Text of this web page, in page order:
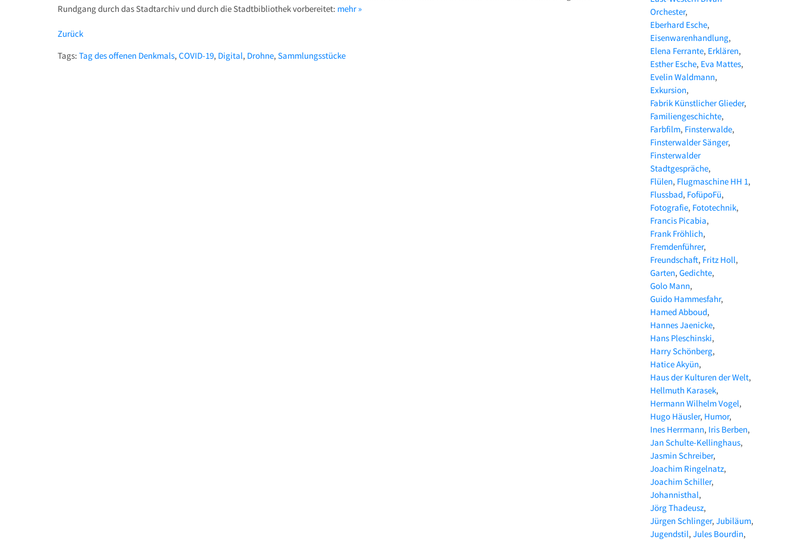
Rundgang durch das Stadtarchiv und durch die Stadtbibliothek vorbereitet: mehr »
Zurück
Tags:Tag des offenen Denkmals,COVID-19, Digital, Drohne,Sammlungsstücke
Orchester
Eberhard Esche
Eisenwarenhandlung
Elena Ferrante Erklären
Esther Esche Eva Mattes
Evelin Waldmann
Exkursion
Fabrik Künstlicher Glieder
Familiengeschichte
Farbfilm Finsterwalde
Finsterwalder Sänger
Finsterwalder
Stadtgespräche
Flülen Flugmaschine HH 1
Flussbad FofüpoFü
Fotografie Fototechnik
Francis Picabia
Frank Fröhlich
Fremdenführer
Freundschaft Fritz Holl
Garten Gedichte
Golo Mann
Guido Hammesfahr
Hamed Abboud
Hannes Jaenicke
Hans Pleschinski
Harry Schönberg
Hatice Akyün
Haus der Kulturen der Welt
Hellmuth Karasek
Hermann Wilhelm Vogel
Hugo Häusler Humor
Ines Herrmann Iris Berben
Jan Schulte-Kellinghaus
Jasmin Schreiber
Joachim Ringelnatz
Joachim Schiller
Johannisthal
Jörg Thadeusz
Jürgen Schlinger Jubiläum
Jugendstil Jules Bourdin